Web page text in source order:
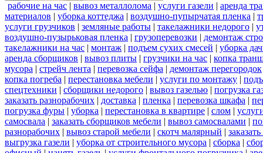
рабочие на час | вывоз металлолома | услуги газели | аренда
материалов | уборка коттеджа | воздушно-пупырчатая пленка |
услуги грузчиков | земляные работы | такелажники недорого |
воздушно-пузырьковая пленка | грузоперевозки | демонтаж
такелажники на час | монтаж | подъем сухих смесей | уборка
аренда сборщиков | вывоз плиты | грузчики на час | копка
мусора | стрейч лента | перевозка сейфа | демонтаж перегородок
копка погреба | перестановка мебели | услуги по монтажу |
спецтехники | сборщики недорого | вывоз газелью | погрузка
заказать разнорабочих | доставка | пленка | перевозка шкафа |
погрузка фуры | уборка | перестановка в квартире | слом |
самосвала | заказать сборщиков мебели | вывоз самосвалами |
разнорабочих | вывоз старой мебели | скотч малярный |
выгрузка газели | уборка от строительного мусора | сборка |